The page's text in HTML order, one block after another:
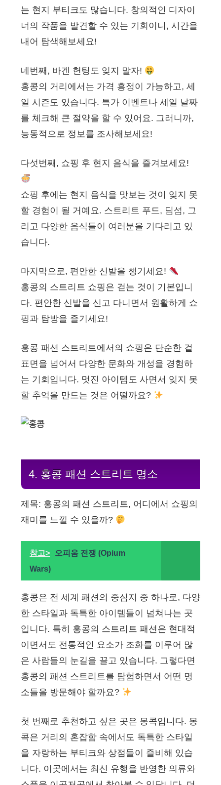
는 현지 부티크도 많습니다. 창의적인 디자이
너의 작품을 발견할 수 있는 기회이니, 시간을
내어 탐색해보세요!
네번째, 바겐 헌팅도 잊지 말자!
홍콩의 거리에서는 가격 흥정이 가능하고, 세
일 시즌도 있습니다. 특가 이벤트나 세일 날짜
를 체크해 큰 절약을 할 수 있어요. 그러니까,
능동적으로 정보를 조사해보세요!
다섯번째, 쇼핑 후 현지 음식을 즐겨보세요!
쇼핑 후에는 현지 음식을 맛보는 것이 잊지 못
할 경험이 될 거예요. 스트리트 푸드, 딤섬, 그
리고 다양한 음식들이 여러분을 기다리고 있
습니다.
마지막으로, 편안한 신발을 챙기세요!
홍콩의 스트리트 쇼핑은 걷는 것이 기본입니
다. 편안한 신발을 신고 다니면서 원활하게 쇼
핑과 탐방을 즐기세요!
홍콩 패션 스트리트에서의 쇼핑은 단순한 겉
표면을 넘어서 다양한 문화와 개성을 경험하
는 기회입니다. 멋진 아이템도 사면서 잊지 못
할 추억을 만드는 것은 어떨까요?
4. 홍콩 패션 스트리트 명소
제목: 홍콩의 패션 스트리트, 어디에서 쇼핑의
재미를 느낄 수 있을까?
참고>
오피움 전쟁 (Opium
Wars)
홍콩은 전 세계 패션의 중심지 중 하나로, 다양
한 스타일과 독특한 아이템들이 넘쳐나는 곳
입니다. 특히 홍콩의 스트리트 패션은 현대적
이면서도 전통적인 요소가 조화를 이루어 많
은 사람들의 눈길을 끌고 있습니다. 그렇다면
홍콩의 패션 스트리트를 탐험하면서 어떤 명
소들을 방문해야 할까요?
첫 번째로 추천하고 싶은 곳은 몽콕입니다. 몽
콕은 거리의 혼잡함 속에서도 독특한 스타일
을 자랑하는 부티크와 상점들이 즐비해 있습
니다. 이곳에서는 최신 유행을 반영한 의류와